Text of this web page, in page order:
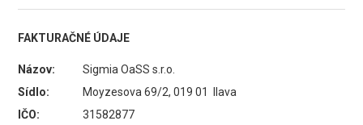
FAKTURAČNÉ ÚDAJE
Názov:
Sigmia OaSS s.r.o.
Sídlo:
Moyzesova 69/2, 019 01 Ilava
IČO:
31582877